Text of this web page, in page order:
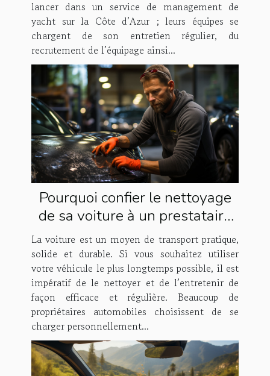
lancer dans un service de management de
yacht sur la Côte d’Azur ; leurs équipes se
chargent de son entretien régulier, du
recrutement de l’équipage ainsi...
Pourquoi confier le nettoyage
de sa voiture à un prestataire
spécialisé ?
La voiture est un moyen de transport pratique,
solide et durable. Si vous souhaitez utiliser
votre véhicule le plus longtemps possible, il est
impératif de le nettoyer et de l’entretenir de
façon efficace et régulière. Beaucoup de
propriétaires automobiles choisissent de se
charger personnellement...